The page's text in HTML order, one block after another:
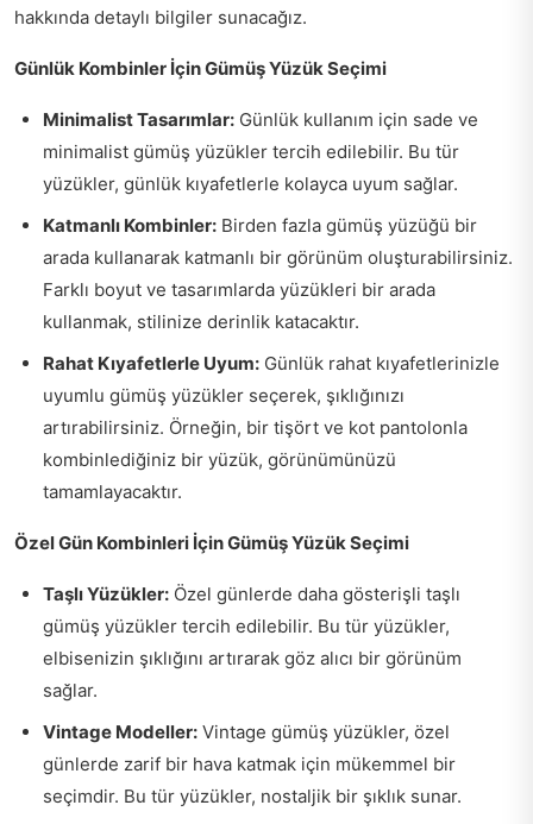
hakkında detaylı bilgiler sunacağız.
Günlük Kombinler İçin Gümüş Yüzük Seçimi
Minimalist Tasarımlar: Günlük kullanım için sade ve
minimalist gümüş yüzükler tercih edilebilir. Bu tür
yüzükler, günlük kıyafetlerle kolayca uyum sağlar.
Katmanlı Kombinler: Birden fazla gümüş yüzüğü bir
arada kullanarak katmanlı bir görünüm oluşturabilirsiniz.
Farklı boyut ve tasarımlarda yüzükleri bir arada
kullanmak, stilinize derinlik katacaktır.
Rahat Kıyafetlerle Uyum: Günlük rahat kıyafetlerinizle
uyumlu gümüş yüzükler seçerek, şıklığınızı
artırabilirsiniz. Örneğin, bir tişört ve kot pantolonla
kombinlediğiniz bir yüzük, görünümünüzü
tamamlayacaktır.
Özel Gün Kombinleri İçin Gümüş Yüzük Seçimi
Taşlı Yüzükler: Özel günlerde daha gösterişli taşlı
gümüş yüzükler tercih edilebilir. Bu tür yüzükler,
elbisenizin şıklığını artırarak göz alıcı bir görünüm
sağlar.
Vintage Modeller: Vintage gümüş yüzükler, özel
günlerde zarif bir hava katmak için mükemmel bir
seçimdir. Bu tür yüzükler, nostaljik bir şıklık sunar.